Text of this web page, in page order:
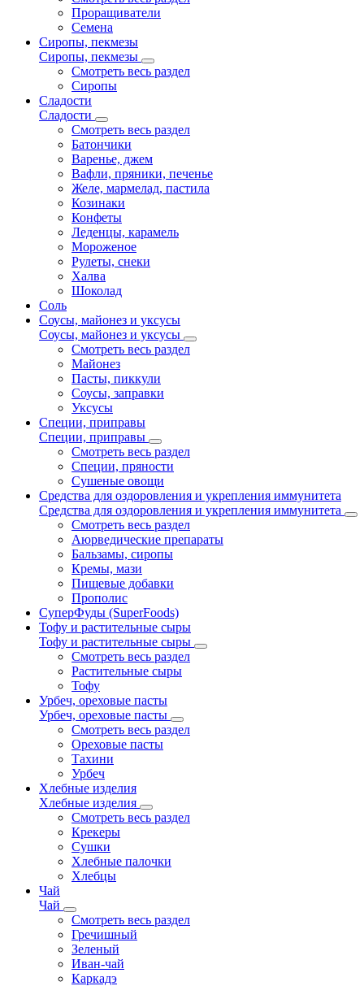
Проращиватели
Семена
Сиропы, пекмезы
Сиропы, пекмезы
Смотреть весь раздел
Сиропы
Сладости
Сладости
Смотреть весь раздел
Батончики
Варенье, джем
Вафли, пряники, печенье
Желе, мармелад, пастила
Козинаки
Конфеты
Леденцы, карамель
Мороженое
Рулеты, снеки
Халва
Шоколад
Соль
Соусы, майонез и уксусы
Соусы, майонез и уксусы
Смотреть весь раздел
Майонез
Пасты, пиккули
Соусы, заправки
Уксусы
Специи, приправы
Специи, приправы
Смотреть весь раздел
Специи, пряности
Сушеные овощи
Средства для оздоровления и укрепления иммунитета
Средства для оздоровления и укрепления иммунитета
Смотреть весь раздел
Аюрведические препараты
Бальзамы, сиропы
Кремы, мази
Пищевые добавки
Прополис
СуперФуды (SuperFoods)
Тофу и растительные сыры
Тофу и растительные сыры
Смотреть весь раздел
Растительные сыры
Тофу
Урбеч, ореховые пасты
Урбеч, ореховые пасты
Смотреть весь раздел
Ореховые пасты
Тахини
Урбеч
Хлебные изделия
Хлебные изделия
Смотреть весь раздел
Крекеры
Сушки
Хлебные палочки
Хлебцы
Чай
Чай
Смотреть весь раздел
Гречишный
Зеленый
Иван-чай
Каркадэ